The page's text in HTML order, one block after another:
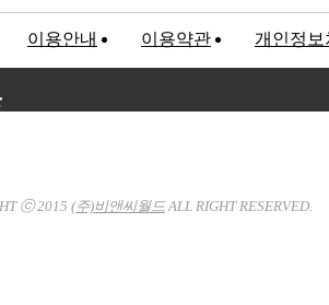
이용안내 이용약관 개인정보
ⓒ 2015 (주)비앤씨월드ALL RIGHT RESERVED.